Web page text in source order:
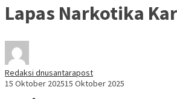
Lapas Narkotika
Redaksi dnusantarapost
15 Oktober 202515 Oktober 2025